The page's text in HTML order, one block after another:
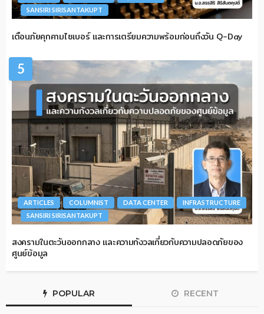
SANSIRI SIRISANTAKUPT
เตือนภัยคุกคามไซเบอร์ และการเตรียมความพร้อมก่อนถึงวัน Q-Day
5
ARTICLES COLUMNIST DATA CENTER
INFRASTRUCTURE
SANSIRI SIRISANTAKUPT
สงครามในตะวันออกกลาง และความกังวลเกี่ยวกับความปลอดภัยของ
ศูนย์ข้อมูล
POPULAR RECENT